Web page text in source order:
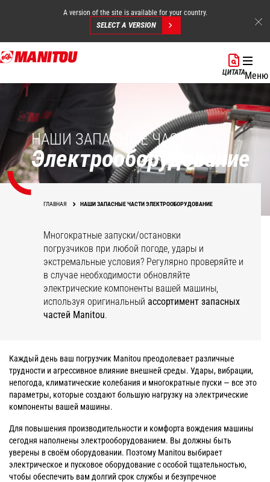
Перейти
к
содержанию
A version of the site is available for your country.
SELECT A VERSION
ЦИТАТАМеню
НАШИ ЗАПАСНЫЕ ЧАСТИ
Электрооборудование
ГЛАВНАЯ НАШИ ЗАПАСНЫЕ ЧАСТИ ЭЛЕКТРООБОРУДОВАНИЕ
Многократные запуски/остановки
погрузчиков при любой погоде, удары и
экстремальные условия? Регулярно проверяйте и
в случае необходимости обновляйте
электрические компоненты вашей машины,
используя оригинальный ассортимент запасных
частей Manitou.
Каждый день ваш погрузчик Manitou преодолевает различные
трудности и агрессивное влияние внешней среды. Удары, вибрации,
непогода, климатические колебания и многократные пуски — все это
параметры, которые создают большую нагрузку на электрические
компоненты вашей машины.
Для повышения производительности и комфорта вождения машины
сегодня наполнены электрооборудованием. Вы должны быть
уверены в своём оборудовании. Поэтому Manitou выбирает
электрическое и пусковое оборудование с особой тщательностью,
чтобы обеспечить вам долгий срок службы и безупречное